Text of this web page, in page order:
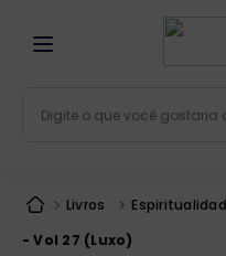
Livros
- Vol 27 (Luxo)
2º liturgia